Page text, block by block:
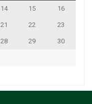
14 15 16
21 22 23
28 29 30